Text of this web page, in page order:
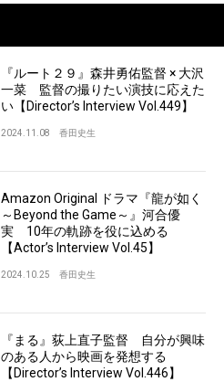
『ルート２９』森井勇佑監督 × 大沢
一菜 監督の撮りたい演技に応えた
い【Director’s Interview Vol.449】
2024.11.08 香田史生
Amazon Original ドラマ『龍が如く
～Beyond the Game～』河合優
実 10年の軌跡を役に込める
【Actor’s Interview Vol.45】
2024.10.25 香田史生
『まる』荻上直子監督 自分が興味
のある人から映画を発想する
【Director’s Interview Vol.446】